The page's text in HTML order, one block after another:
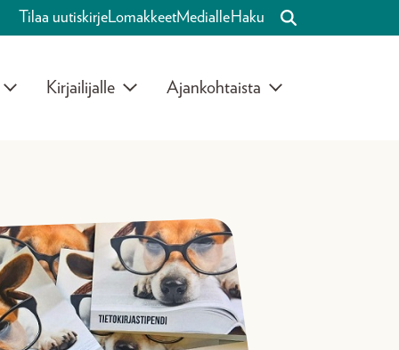
Tilaa uutiskirjeLomakkeetMedialleHaku
Kirjailijalle Ajankohtaista